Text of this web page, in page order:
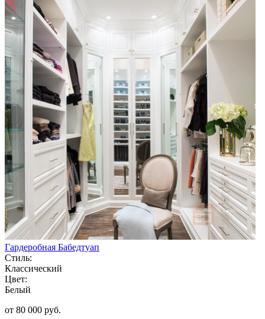
Гардеробная Бабедтуап
Стиль:
Классический
Цвет:
Белый
от 80 000 руб.